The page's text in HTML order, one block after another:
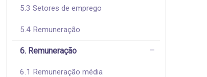
5.3 Setores de emprego
5.4 Remuneração
6. Remuneração
6.1 Remuneração média